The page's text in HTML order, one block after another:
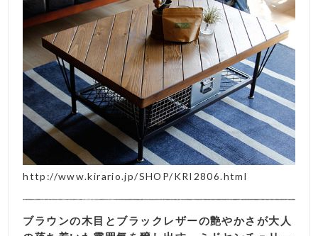
http://www.kirario.jp/SHOP/KRI2806.html
ブラウンの木目とブラックレザーの艶やかさが大人